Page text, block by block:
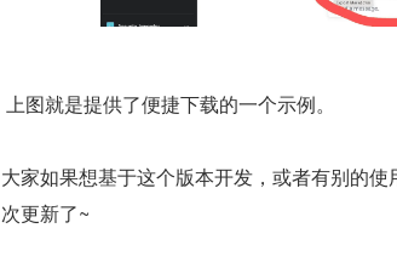
上图就是提供了便捷下载的一个示例。
大家如果想基于这个版本开发，或者有别的
次更新了~